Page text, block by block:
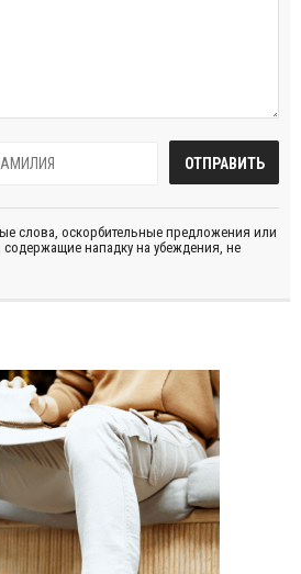
слова, оскорбительные предложения или
нападку на убеждения, не